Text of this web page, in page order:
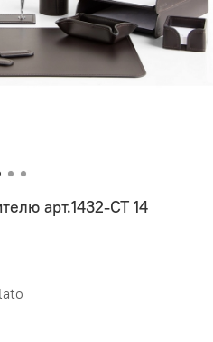
арт.1432-CT 14